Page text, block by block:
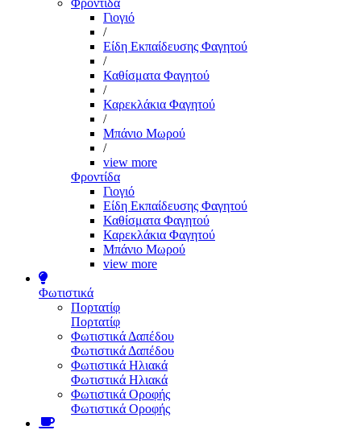
Φροντίδα
Γιογιό
/
Είδη Εκπαίδευσης Φαγητού
/
Καθίσματα Φαγητού
/
Καρεκλάκια Φαγητού
/
Μπάνιο Μωρού
/
view more
Φροντίδα
Γιογιό
Είδη Εκπαίδευσης Φαγητού
Καθίσματα Φαγητού
Καρεκλάκια Φαγητού
Μπάνιο Μωρού
view more
Φωτιστικά
Πορτατίφ
Πορτατίφ
Φωτιστικά Δαπέδου
Φωτιστικά Δαπέδου
Φωτιστικά Ηλιακά
Φωτιστικά Ηλιακά
Φωτιστικά Οροφής
Φωτιστικά Οροφής